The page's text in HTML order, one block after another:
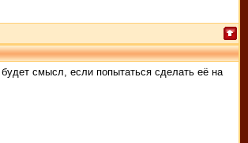
смысл, если попытаться сделать её на